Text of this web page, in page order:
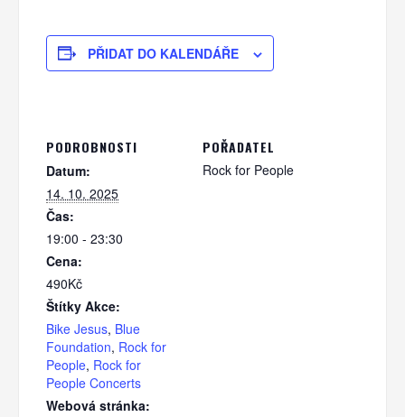
PŘIDAT DO KALENDÁŘE
PODROBNOSTI
Datum:
14. 10. 2025
Čas:
19:00 - 23:30
Cena:
490Kč
Štítky Akce:
Bike Jesus, Blue
Foundation, Rock for
People, Rock for
People Concerts
Webová stránka:
POŘADATEL
Rock for People